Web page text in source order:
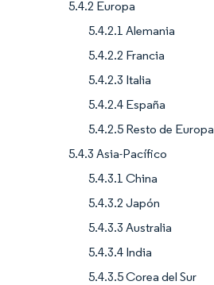
5.4.2 Europa
5.4.2.1 Alemania
5.4.2.2 Francia
5.4.2.3 Italia
5.4.2.4 España
5.4.2.5 Resto de Europa
5.4.3 Asia-Pacífico
5.4.3.1 China
5.4.3.2 Japón
5.4.3.3 Australia
5.4.3.4 India
5.4.3.5 Corea del Sur